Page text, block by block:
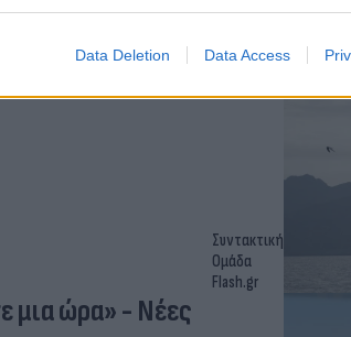
Data Deletion Data Access
τερματισμό της κρίσης
Συντακτική
Ομάδα
Flash.gr
μια ώρα» - Νέες